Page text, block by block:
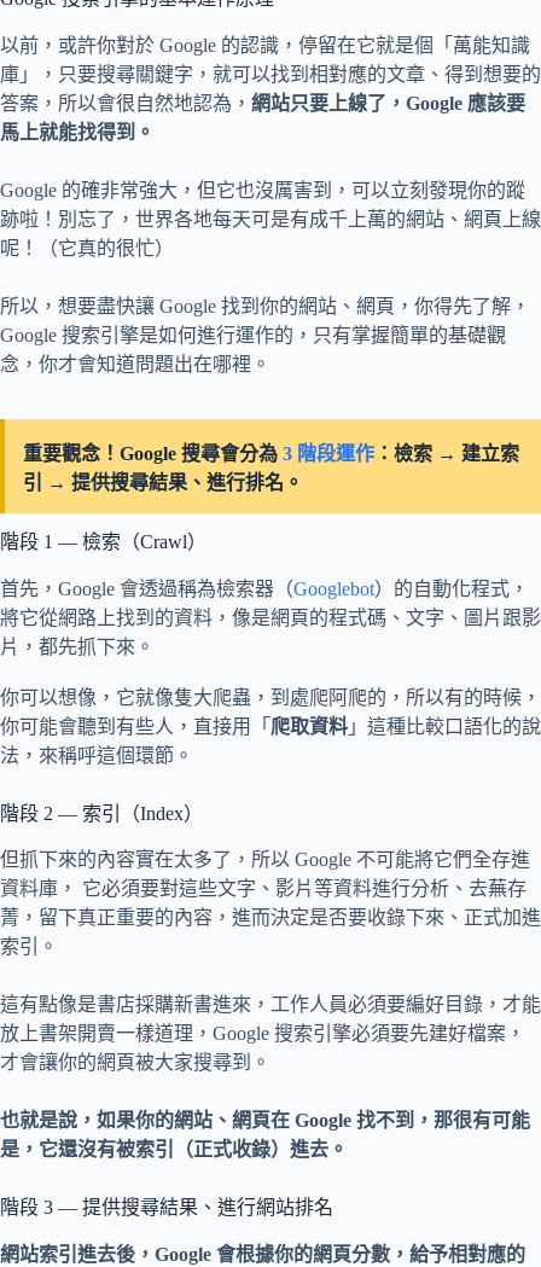
以前，或許你對於 Google 的認識，停留在它就是個「萬能知識
庫」，只要搜尋關鍵字，就可以找到相對應的文章、得到想要的
答案，所以會很自然地認為， 網站只要上線了，Google 應該要
馬上就能找得到。
Google 的確非常強大，但它也沒厲害到，可以立刻發現你的蹤
跡啦！別忘了，世界各地每天可是有成千上萬的網站、網頁上線
呢！（它真的很忙）
所以，想要盡快讓 Google 找到你的網站、網頁，你得先了解，
Google 搜索引擎是如何進行運作的，只有掌握簡單的基礎觀
念，你才會知道問題出在哪裡。
重要觀念！Google 搜尋會分為 3 階段運作 ：檢索 → 建立索
引 → 提供搜尋結果、進行排名。
階段 1 — 檢索（Crawl）
首先，Google 會透過稱為檢索器（Googlebot）的自動化程式，
將它從網路上找到的資料，像是網頁的程式碼、文字、圖片跟影
片，都先抓下來。
你可以想像，它就像隻大爬蟲，到處爬阿爬的，所以有的時候，
你可能會聽到有些人，直接用「 爬取資料 」這種比較口語化的說
法，來稱呼這個環節。
階段 2 — 索引（Index）
但抓下來的內容實在太多了，所以 Google 不可能將它們全存進
資料庫， 它必須要對這些文字、影片等資料進行分析、去蕪存
菁，留下真正重要的內容，進而決定是否要收錄下來、正式加進
索引。
這有點像是書店採購新書進來，工作人員必須要編好目錄，才能
放上書架開賣一樣道理，Google 搜索引擎必須要先建好檔案，
才會讓你的網頁被大家搜尋到。
也就是說，如果你的網站、網頁在 Google 找不到，那很有可能
是，它還沒有被索引（正式收錄）進去。
階段 3 — 提供搜尋結果、進行網站排名
網站索引進去後，Google 會根據你的網頁分數，給予相對應的